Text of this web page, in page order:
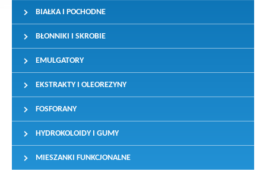
BIAŁKA I POCHODNE
BŁONNIKI I SKROBIE
EMULGATORY
EKSTRAKTY I OLEOREZYNY
FOSFORANY
HYDROKOLOIDY I GUMY
MIESZANKI FUNKCJONALNE